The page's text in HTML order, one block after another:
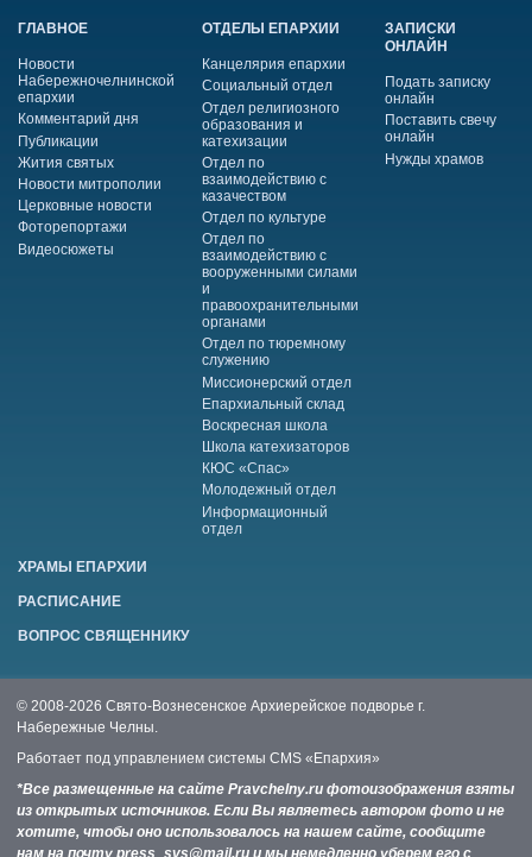
ГЛАВНОЕ
Новости
Набережночелнинской
епархии
Комментарий дня
Публикации
Жития святых
Новости митрополии
Церковные новости
Фоторепортажи
Видеосюжеты
ОТДЕЛЫ ЕПАРХИИ
Канцелярия епархии
Социальный отдел
Отдел религиозного
образования и
катехизации
Отдел по
взаимодействию с
казачеством
Отдел по культуре
Отдел по
взаимодействию с
вооруженными силами
и
правоохранительными
органами
Отдел по тюремному
служению
Миссионерский отдел
Епархиальный склад
Воскресная школа
Школа катехизаторов
КЮС «Спас»
Молодежный отдел
Информационный
отдел
ЗАПИСКИ
ОНЛАЙН
Подать записку
онлайн
Поставить свечу
онлайн
Нужды храмов
ХРАМЫ ЕПАРХИИ
РАСПИСАНИЕ
ВОПРОС СВЯЩЕННИКУ
© 2008-2026 Свято-Вознесенское Архиерейское подворье г.
Набережные Челны.
Работает под управлением системы CMS «Епархия»
*Все размещенные на сайте Pravchelny.ru фотоизображения взяты
из открытых источников. Если Вы являетесь автором фото и не
хотите, чтобы оно использовалось на нашем сайте, сообщите